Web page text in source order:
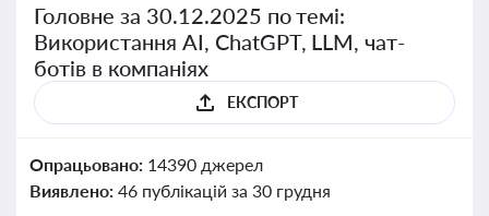
Головне за 30.12.2025 по темі:
Використання AI, ChatGPT, LLM, чат-
ботів в компаніях
ЕКСПОРТ
Опрацьовано: 14390 джерел
Виявлено: 46 публікацій за 30 грудня